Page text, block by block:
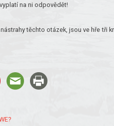
na ni odpovědět!
těchto otázek, jsou ve hře tři